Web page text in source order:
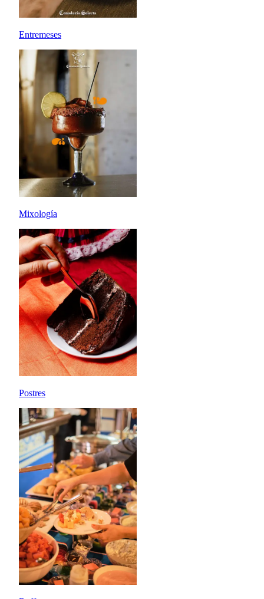
Entremeses
Mixología
Postres